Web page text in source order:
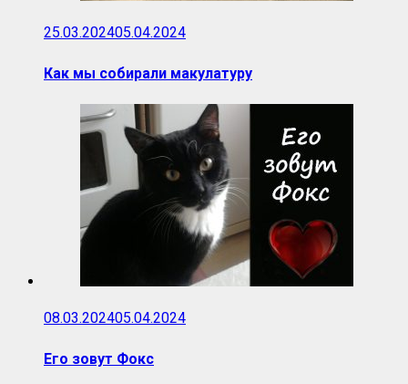
25.03.202405.04.2024
Как мы собирали макулатуру
08.03.202405.04.2024
Его зовут Фокс